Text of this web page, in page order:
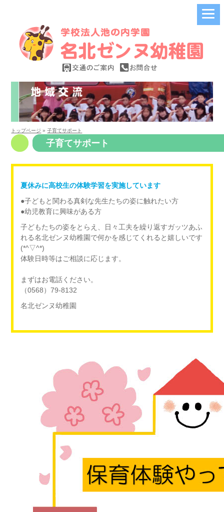
トップページ »子育てサポート
子育てサポート
夏休みに高校生の体験学習を実施しています
●子どもと関わる真剣な先生たちの姿に触れたい方
●幼児教育に興味がある方
子どもたちの姿をとらえ、日々工夫を繰り返すガッツあふ
れる名北ゼンヌ幼稚園で何かを感じてくれると嬉しいです
(*^▽^*)
体験日時等はご相談に応じます。
まずはお電話ください。
（0568）79-8132
名北ゼンヌ幼稚園